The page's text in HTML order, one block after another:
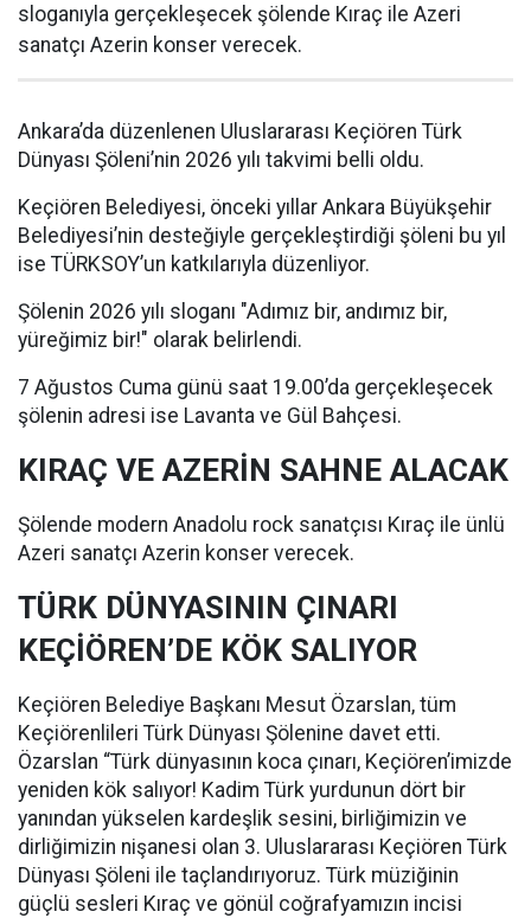
sloganıyla gerçekleşecek şölende Kıraç ile Azeri
sanatçı Azerin konser verecek.
Ankara’da düzenlenen Uluslararası Keçiören Türk
Dünyası Şöleni’nin 2026 yılı takvimi belli oldu.
Keçiören Belediyesi, önceki yıllar Ankara Büyükşehir
Belediyesi’nin desteğiyle gerçekleştirdiği şöleni bu yıl
ise TÜRKSOY’un katkılarıyla düzenliyor.
Şölenin 2026 yılı sloganı "Adımız bir, andımız bir,
yüreğimiz bir!" olarak belirlendi.
7 Ağustos Cuma günü saat 19.00’da gerçekleşecek
şölenin adresi ise Lavanta ve Gül Bahçesi.
KIRAÇ VE AZERİN SAHNE ALACAK
Şölende modern Anadolu rock sanatçısı Kıraç ile ünlü
Azeri sanatçı Azerin konser verecek.
TÜRK DÜNYASININ ÇINARI
KEÇİÖREN’DE KÖK SALIYOR
Keçiören Belediye Başkanı Mesut Özarslan, tüm
Keçiörenlileri Türk Dünyası Şölenine davet etti.
Özarslan “Türk dünyasının koca çınarı, Keçiören’imizde
yeniden kök salıyor! Kadim Türk yurdunun dört bir
yanından yükselen kardeşlik sesini, birliğimizin ve
dirliğimizin nişanesi olan 3. Uluslararası Keçiören Türk
Dünyası Şöleni ile taçlandırıyoruz. Türk müziğinin
güçlü sesleri Kıraç ve gönül coğrafyamızın incisi